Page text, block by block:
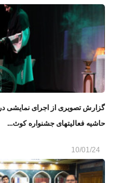
گزارش تصویری از اجرای نمایشی
حاشیه فعالیتهای جشنواره کوث...
10/01/24